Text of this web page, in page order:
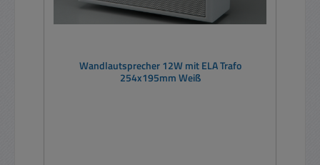
Wandlautsprecher 12W mit ELA Trafo
254x195mm Weiß